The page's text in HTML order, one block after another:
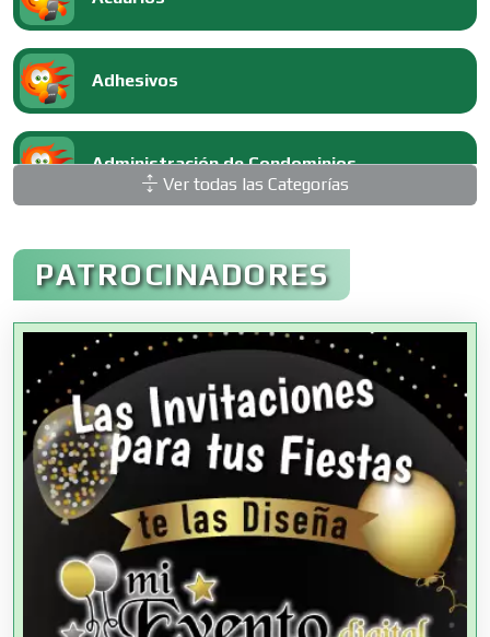
Adhesivos
Administración de Condominios
Administración de Empresas
Agencias Aduanales
Agencias de Autos
Agencias de Cobranza
Agencias de Colocación
Ver todas las Categorías
PATROCINADORES